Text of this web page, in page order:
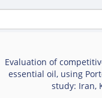
Evaluation of
essential oil, using
study: Iran,